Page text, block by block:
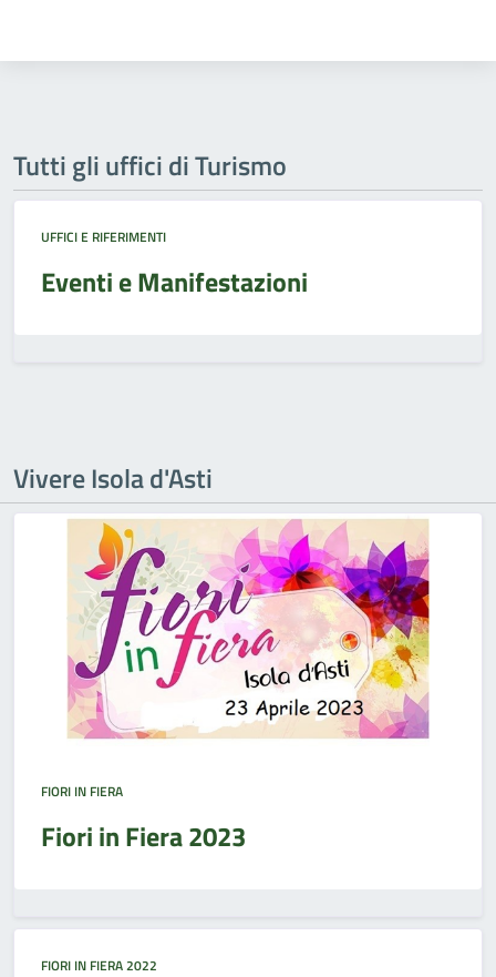
Tutti gli uffici di Turismo
UFFICI E RIFERIMENTI
Eventi e Manifestazioni
Vivere Isola d'Asti
FIORI IN FIERA
Fiori in Fiera 2023
FIORI IN FIERA 2022